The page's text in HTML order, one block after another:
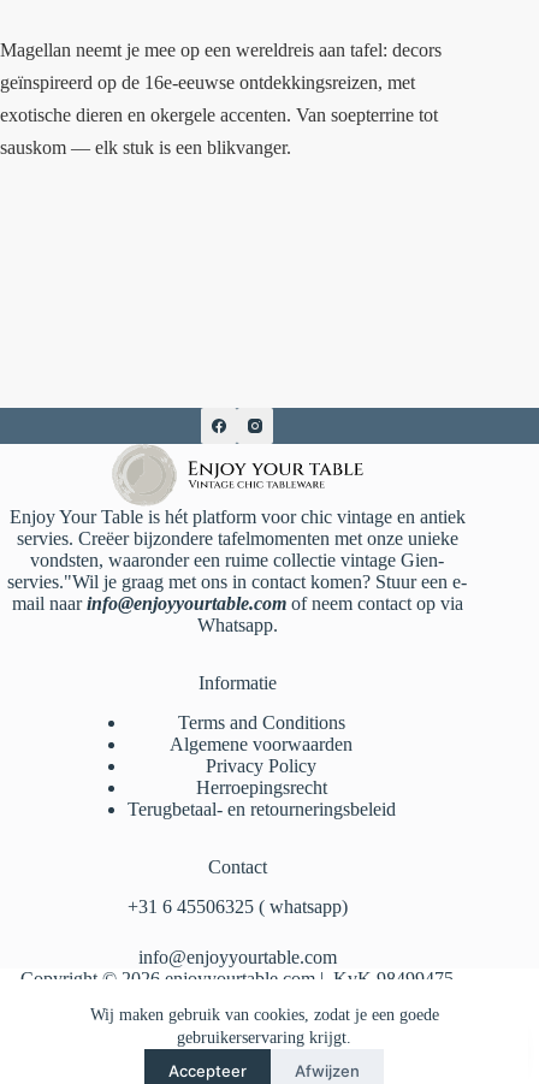
Wij maken gebruik van cookies, zodat je een goede
gebruikerservaring krijgt.
Accepteer Afwijzen
Magellan neemt je mee op een wereldreis aan tafel: decors
geïnspireerd op de 16e-eeuwse ontdekkingsreizen, met
exotische dieren en okergele accenten. Van soepterrine tot
sauskom — elk stuk is een blikvanger.
Enjoy Your Table is hét platform voor chic vintage en antiek
servies. Creëer bijzondere tafelmomenten met onze unieke
vondsten, waaronder een ruime collectie vintage Gien-
servies."Wil je graag met ons in contact komen? Stuur een e-
mail naarinfo@enjoyyourtable.comof neem contact op via
Whatsapp.
Informatie
Terms and Conditions
Algemene voorwaarden
Privacy Policy
Herroepingsrecht
Terugbetaal- en retourneringsbeleid
Contact
‪+31 6 45506325‬ ( whatsapp)
info@enjoyyourtable.com
Copyright © 2026 enjoyyourtable.com | KvK 98499475